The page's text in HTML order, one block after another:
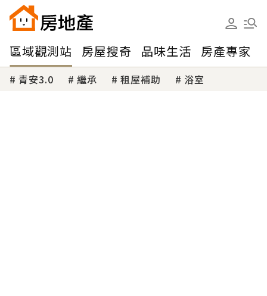
區域觀測站 房屋搜奇 品味生活 房產專家
青安3.0 繼承 租屋補助 浴室